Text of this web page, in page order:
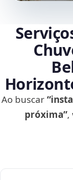
Ao buscar
próxima”,